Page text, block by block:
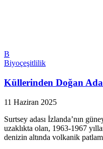
B
Biyoçeşitlilik
Küllerinden Doğan
11 Haziran 2025
Surtsey adası İzlanda’nın
uzaklıkta olan, 1963-1967
denizin altında volkanik